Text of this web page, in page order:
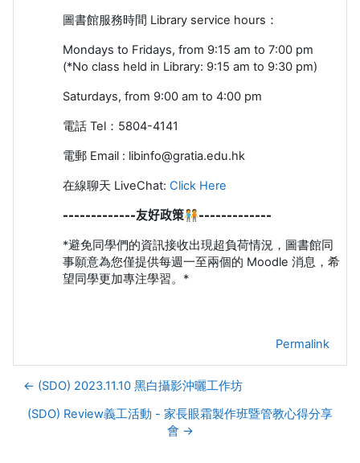
圖書館服務時間 Library service hours ：
Mondays to Fridays, from 9:15 am to 7:00 pm
(*No class held in Library: 9:15 am to 9:30 pm)
Saturdays, from 9:00 am to 4:00 pm
電話 Tel ： 5804-4141
電郵 Email : libinfo@gratia.edu.hk
在線聊天 LiveChat: Click Here
-------------友好政策🧑‍🤝‍🧑-------------
*避免同學們的資訊接收出現超負荷情況，圖書館同
事願意為您僅提供每週一至兩個的 Moodle 消息，希
望同學更加專注學習。*
Permalink
← (SDO) 2023.11.10 黑白攝影沖曬工作坊
(SDO) Review義工活動 - 家長眼霜製作班暨管教心得分享
會 →